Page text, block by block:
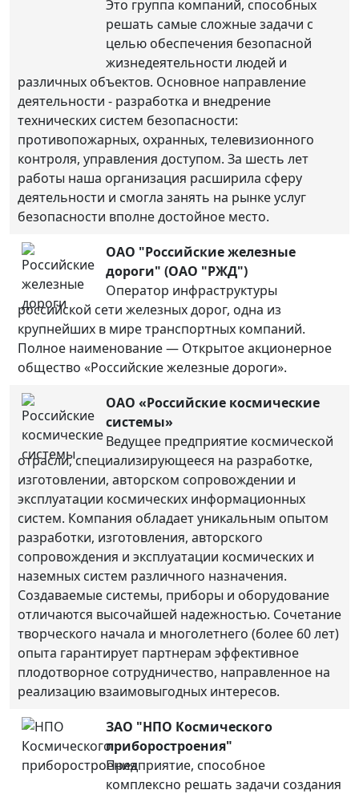
Это группа компаний, способных
решать самые сложные задачи с
целью обеспечения безопасной
жизнедеятельности людей и
различных объектов. Основное направление
деятельности - разработка и внедрение
технических систем безопасности:
противопожарных, охранных, телевизионного
контроля, управления доступом. За шесть лет
работы наша организация расширила сферу
деятельности и смогла занять на рынке услуг
безопасности вполне достойное место.
ОАО "Российские железные
дороги" (ОАО "РЖД")
Оператор инфраструктуры
российской сети железных дорог, одна из
крупнейших в мире транспортных компаний.
Полное наименование — Открытое акционерное
общество «Российские железные дороги».
ОАО «Российские космические
системы»
Ведущее предприятие космической
отрасли, специализирующееся на разработке,
изготовлении, авторском сопровождении и
эксплуатации космических информационных
систем. Компания обладает уникальным опытом
разработки, изготовления, авторского
сопровождения и эксплуатации космических и
наземных систем различного назначения.
Создаваемые системы, приборы и оборудование
отличаются высочайшей надежностью. Сочетание
творческого начала и многолетнего (более 60 лет)
опыта гарантирует партнерам эффективное
плодотворное сотрудничество, направленное на
реализацию взаимовыгодных интересов.
ЗАО "НПО Космического
приборостроения"
Предприятие, способное
комплексно решать задачи создания